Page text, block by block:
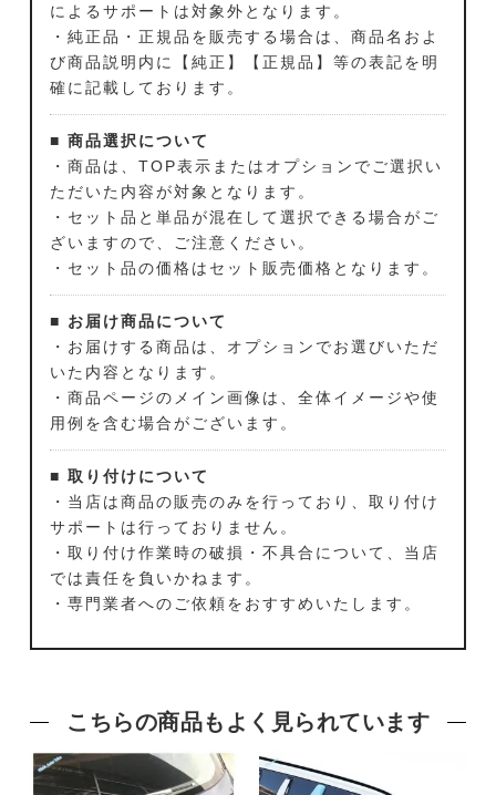
によるサポートは対象外となります。
・純正品・正規品を販売する場合は、商品名およ
び商品説明内に【純正】【正規品】等の表記を明
確に記載しております。
■ 商品選択について
・商品は、TOP表示またはオプションでご選択い
ただいた内容が対象となります。
・セット品と単品が混在して選択できる場合がご
ざいますので、ご注意ください。
・セット品の価格はセット販売価格となります。
■ お届け商品について
・お届けする商品は、オプションでお選びいただ
いた内容となります。
・商品ページのメイン画像は、全体イメージや使
用例を含む場合がございます。
■ 取り付けについて
・当店は商品の販売のみを行っており、取り付け
サポートは行っておりません。
・取り付け作業時の破損・不具合について、当店
では責任を負いかねます。
・専門業者へのご依頼をおすすめいたします。
こちらの商品もよく見られています